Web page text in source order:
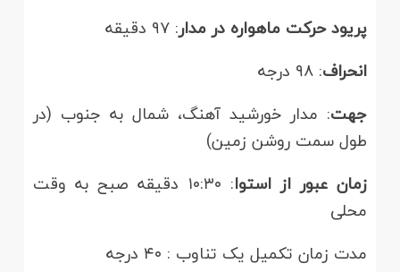
پریود حرکت ماهواره در مدار: ۹۷ دقیقه
انحراف: ۹۸ درجه
جهت: مدار خورشید آهنگ، شمال به جنوب (در
طول سمت روشن زمین)
زمان عبور از استوا
: ۱۰:۳۰ دقیقه صبح به وقت
محلی
مدت زمان تکمیل یک تناوب : ۴۰ درجه